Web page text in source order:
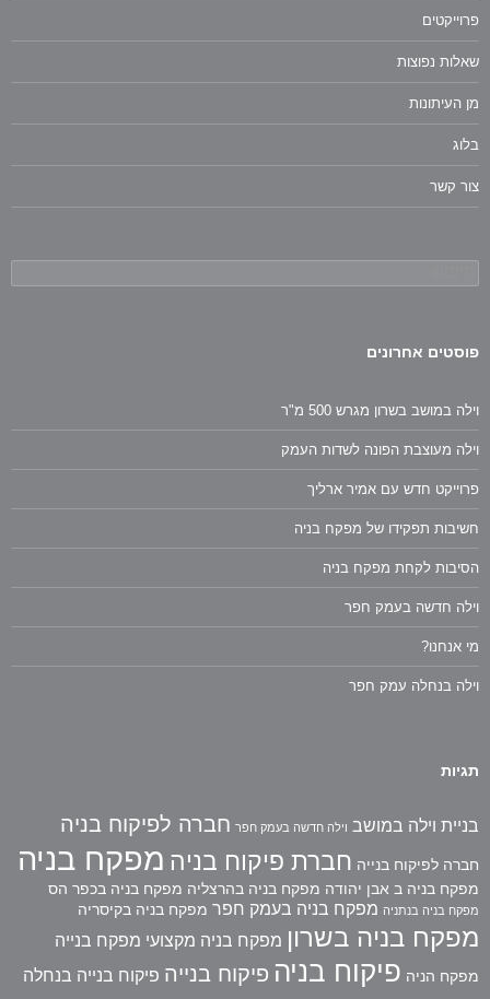
פרוייקטים
שאלות נפוצות
מן העיתונות
בלוג
צור קשר
פוסטים אחרונים
וילה במושב בשרון מגרש 500 מ"ר
וילה מעוצבת הפונה לשדות העמק
פרוייקט חדש עם אמיר ארליך
חשיבות תפקידו של מפקח בניה
הסיבות לקחת מפקח בניה
וילה חדשה בעמק חפר
מי אנחנו?
וילה בנחלה עמק חפר
תגיות
בניית וילה במושב וילה חדשה בעמק חפר חברה לפיקוח בניה
חברה לפיקוח בנייה חברת פיקוח בניה מפקח בניה
מפקח בניה ב אבן יהודה מפקח בניה בהרצליה מפקח בניה בכפר הס
מפקח בניה בנתניה מפקח בניה בעמק חפר מפקח בניה בקיסריה
מפקח בניה בשרון מפקח בניה מקצועי מפקח בנייה
מפקח הניה פיקוח בניה פיקוח בנייה פיקוח בנייה בנחלה